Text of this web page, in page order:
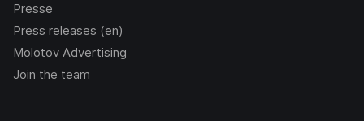
Presse
Press releases (en)
Molotov Advertising
Join the team